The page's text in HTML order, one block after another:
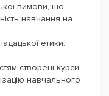
вимови, що
навчання на
етики.
створені курси
навчального